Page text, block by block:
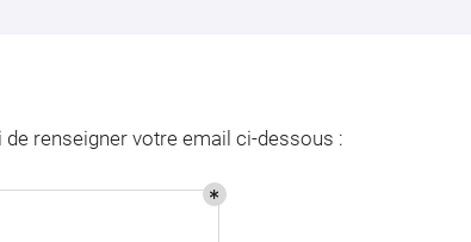
renseigner votre email ci-dessous :